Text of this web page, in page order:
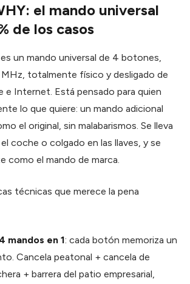
el mando universal
de los casos
es un mando universal de 4 botones,
totalmente físico y desligado de
e Internet. Está pensado para quien
lo que quiere: un mando adicional
el original, sin malabarismos. Se lleva
coche o colgado en las llaves, y se
como el mando de marca.
técnicas que merece la pena
mandos en 1: cada botón memoriza un
Cancela peatonal + cancela de
+ barrera del patio empresarial,